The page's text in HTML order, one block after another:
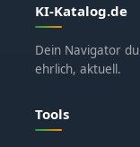
KI-Katalog.de
Dein Navigator
ehrlich, aktuell.
Tools